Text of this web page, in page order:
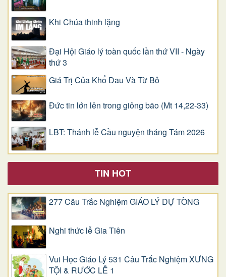
Khi Chúa thinh lặng
Đại Hội Giáo lý toàn quốc lần thứ VII - Ngày
thứ 3
Giá Trị Của Khổ Ðau Và Từ Bỏ
Đức tin lớn lên trong giông bão (Mt 14,22-33)
LBT: Thánh lễ Cầu nguyện tháng Tám 2026
TIN HOT
277 Câu Trắc Nghiệm GIÁO LÝ DỰ TÒNG
Nghi thức lễ Gia Tiên
Vui Học Giáo Lý 531 Câu Trắc Nghiệm XƯNG
TỘI & RƯỚC LỄ 1